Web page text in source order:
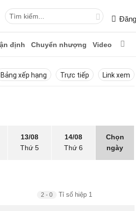
định Chuyển nhượng Video
Bảng xếp hạng Trực tiếp Link xem
13/08
Thứ 5
14/08
Thứ 6
Chọn
ngày
2 - 0 Tỉ số hiệp 1